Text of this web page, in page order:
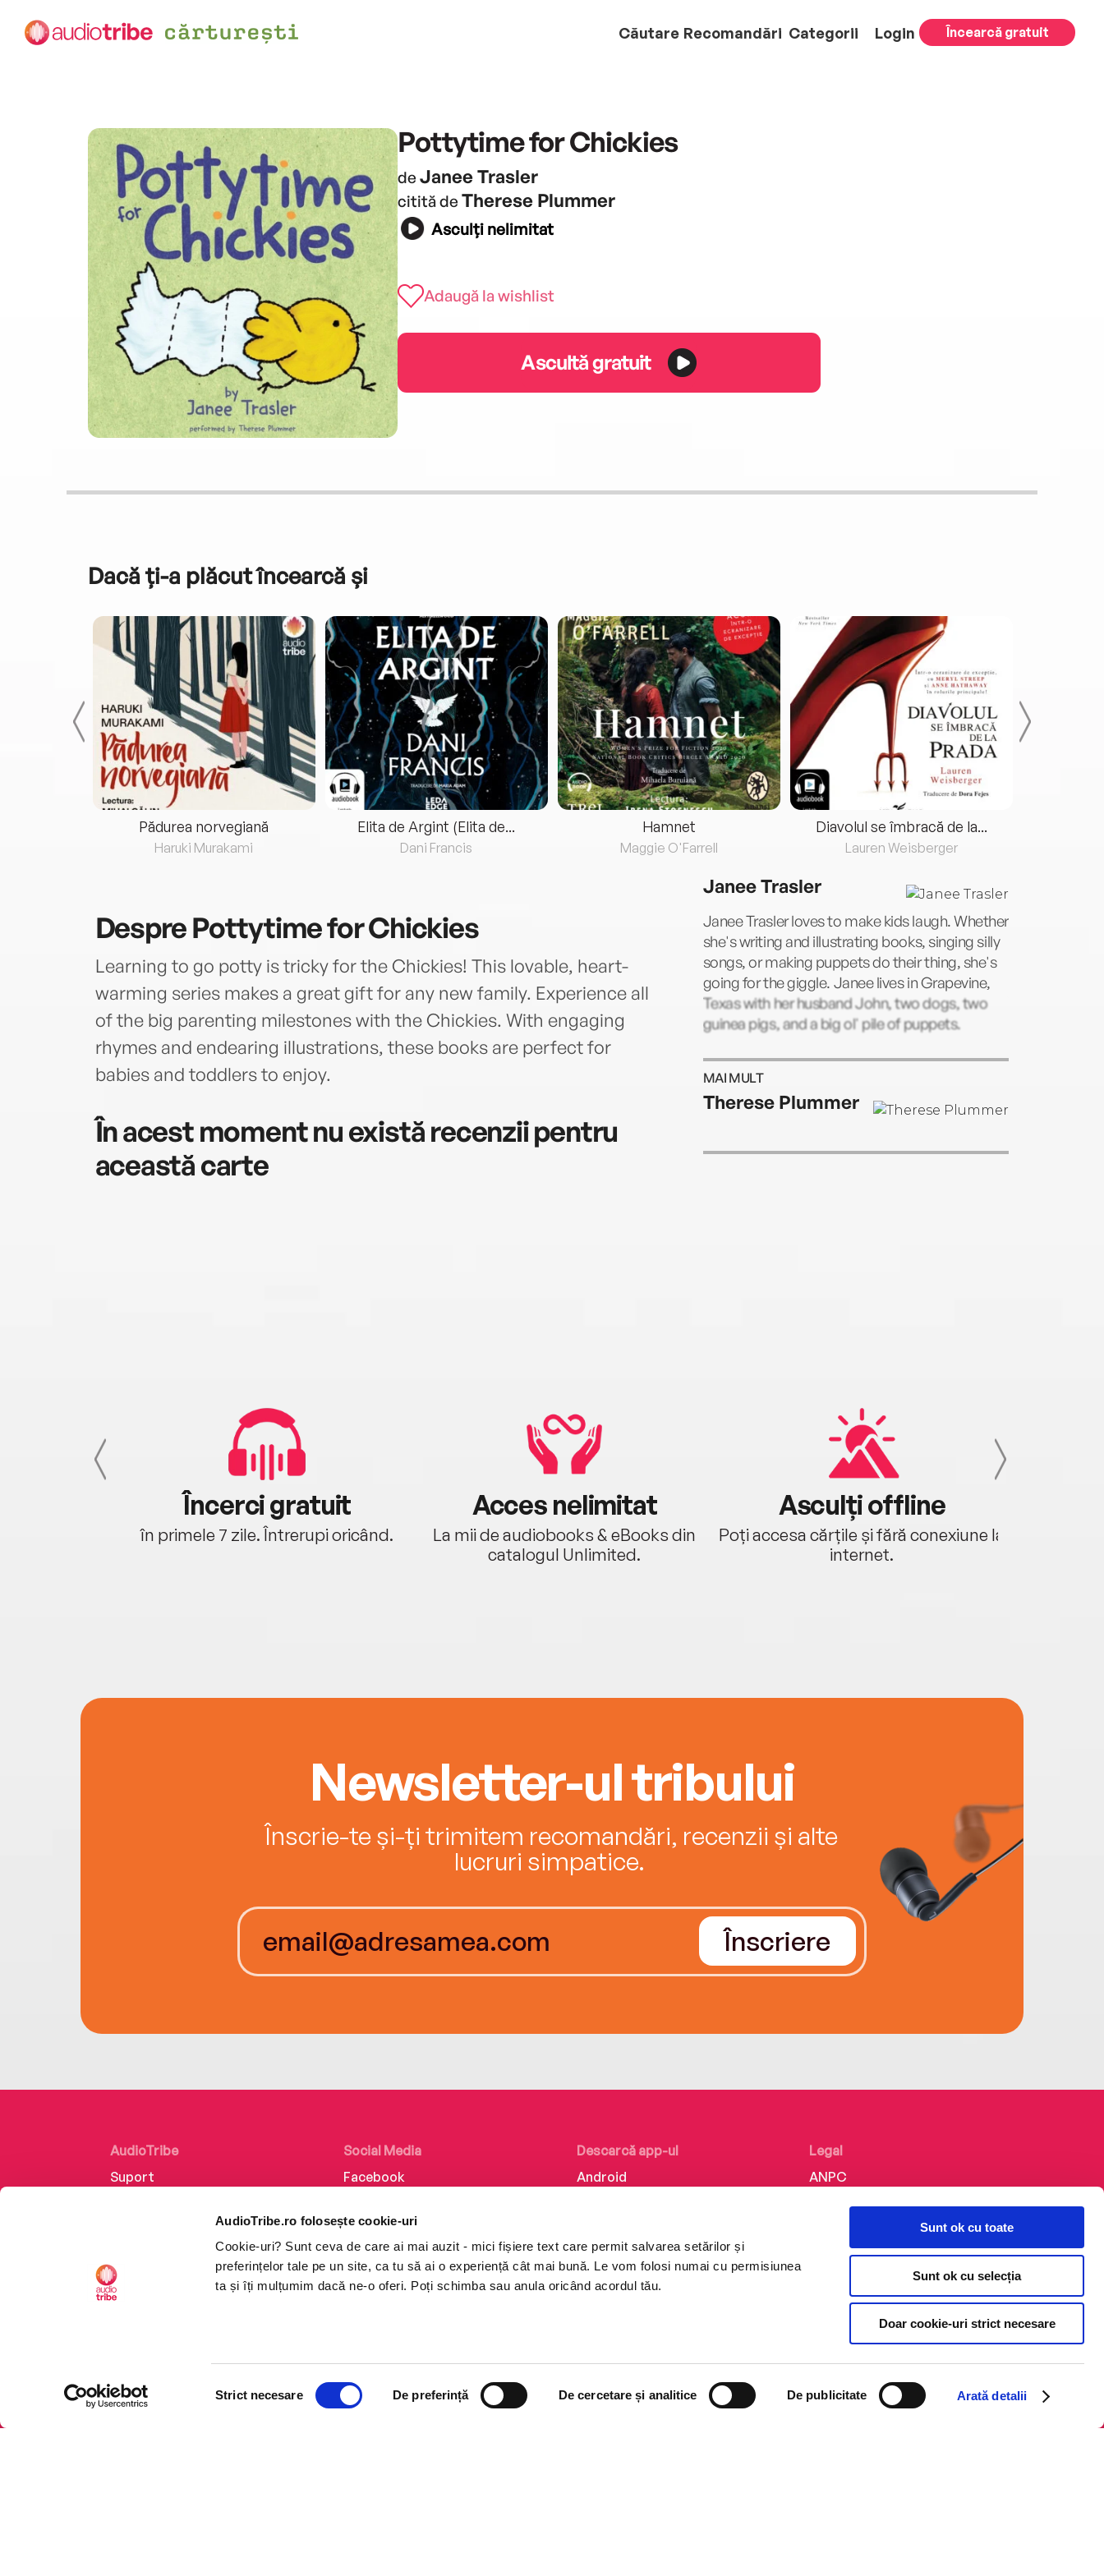
AudioTribe.ro folosește cookie-uri
Cookie-uri? Sunt ceva de care ai mai auzit - mici fișiere text care permit salvarea setărilor și
preferințelor tale pe un site, ca tu să ai o experiență cât mai bună. Le vom folosi numai cu permisiunea
ta și îți mulțumim dacă ne-o oferi. Poți schimba sau anula oricând acordul tău.
Strict necesare De preferință De cercetare și analitice De publicitate Arată detalii
Sunt ok cu toate
Sunt ok cu selecția
Doar cookie-uri strict necesare
Căutare Recomandări Categorii Login Încearcă gratuit
Pottytime for Chickies
de Janee Trasler
citită de Therese Plummer
Asculți nelimitat
Adaugă la wishlist
Ascultă gratuit
Dacă ți-a plăcut încearcă și
Pădurea norvegiană
Haruki Murakami
Elita de Argint (Elita de...
Dani Francis
Hamnet
Maggie O'Farrell
Diavolul se îmbracă de la...
Lauren Weisberger
DesprePottytime for Chickies
Learning to go potty is tricky for the Chickies! This lovable, heart-
warming series makes a great gift for any new family. Experience all
of the big parenting milestones with the Chickies. With engaging
rhymes and endearing illustrations, these books are perfect for
babies and toddlers to enjoy.
În acest moment nu există recenzii pentru
această carte
Janee Trasler
Janee Trasler loves to make kids laugh. Whether
she's writing and illustrating books, singing silly
songs, or making puppets do their thing, she's
going for the giggle. Janee lives in Grapevine,
Texas with her husband John, two dogs, two
guinea pigs, and a big ol' pile of puppets.
MAI MULT
Therese Plummer
Încerci gratuit
în primele 7 zile. Întrerupi oricând.
Acces nelimitat
La mii de audiobooks & eBooks din
catalogul Unlimited.
Asculți offline
Poți accesa cărțile și fără conexiune la
internet.
Newsletter-ul tribului
Înscrie-te și-ți trimitem recomandări, recenzii și alte
lucruri simpatice.
Înscriere
AudioTribe
Suport
Retragere din comandă
Social Media
Facebook
Instagram
TikTok
Descarcă app-ul
Android
Legal
ANPC
Politica de confidențialitate
Termeni și condiții